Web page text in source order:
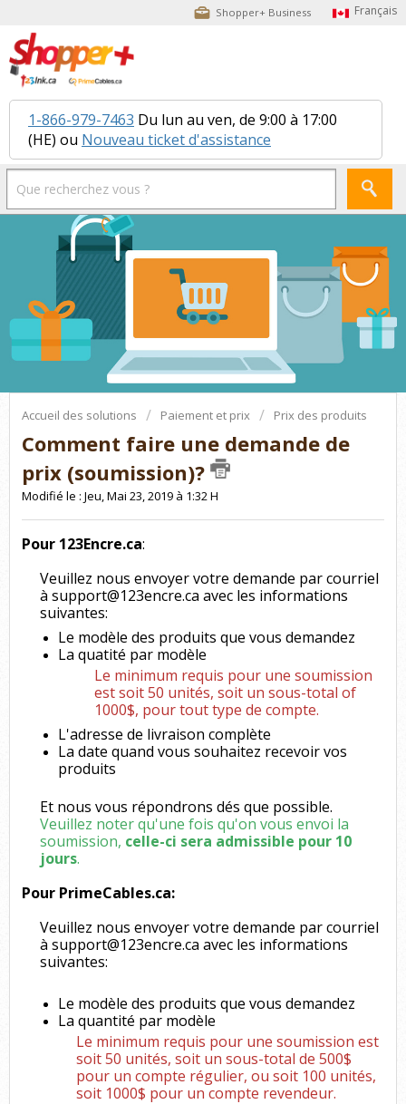
Shopper+ Business
1-866-979-7463 Du lun au ven, de 9:00 à 17:00
(HE) ou Nouveau ticket d'assistance
Accueil des solutions Paiement et prix Prix des produits
Comment faire une demande de
prix (soumission)?
Modifié le : Jeu, Mai 23, 2019 à 1:32 H
Pour 123Encre.ca:
Veuillez nous envoyer votre demande par courriel
à support@123encre.ca avec les informations
suivantes:
Le modèle des produits que vous demandez
La quatité par modèle
Le minimum requis pour une soumission
est soit 50 unités, soit un sous-total of
1000$, pour tout type de compte.
L'adresse de livraison complète
La date quand vous souhaitez recevoir vos
produits
Et nous vous répondrons dés que possible.
Veuillez noter qu'une fois qu'on vous envoi la
soumission, celle-ci sera admissible pour 10
jours.
Pour PrimeCables.ca:
Veuillez nous envoyer votre demande par courriel
à support@123encre.ca avec les informations
suivantes:
Le modèle des produits que vous demandez
La quantité par modèle
Le minimum requis pour une soumission est
soit 50 unités, soit un sous-total de 500$
pour un compte régulier, ou soit 100 unités,
soit 1000$ pour un compte revendeur.